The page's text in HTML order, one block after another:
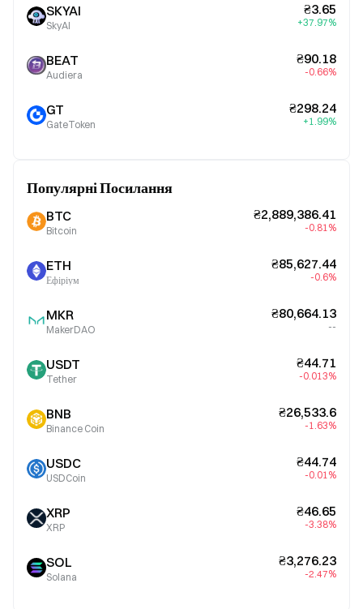
SKYAI
SkyAI
₴3.65
+37.97%
BEAT
Audiera
₴90.18
-0.66%
GT
GateToken
₴298.24
+1.99%
Популярні Посилання
BTC
Bitcoin
₴2,889,386.41
-0.81%
ETH
Ефіріум
₴85,627.44
-0.6%
MKR
MakerDAO
₴80,664.13
--
USDT
Tether
₴44.71
-0.013%
BNB
Binance Coin
₴26,533.6
-1.63%
USDC
USDCoin
₴44.74
-0.01%
XRP
XRP
₴46.65
-3.38%
SOL
Solana
₴3,276.23
-2.47%